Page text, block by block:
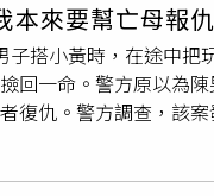
華郵政的客服人員來
詢帳戶餘額，假稱確
好過程中，1名張姓
見的「假客服、真詐
民眾接到類似之電話
案電話來進行查證，
來要幫亡母報仇
搭小黃時，在途中把
回一命。警方原以為
復仇。警方調查，該
不下車，再改口要去
男倒在血泊中，手上